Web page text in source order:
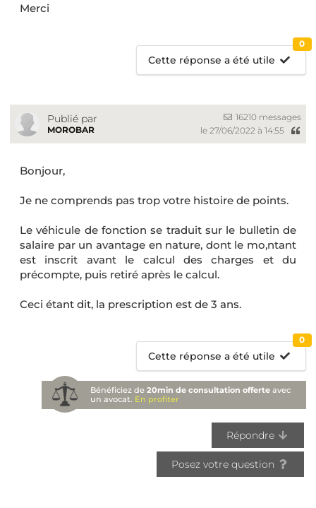
Merci
Cette réponse a été utile
0
Publié par
MOROBAR
16210 messages
le 27/06/2022 à 14:55
Bonjour,
Je ne comprends pas trop votre histoire de points.
Le véhicule de fonction se traduit sur le bulletin de
salaire par un avantage en nature, dont le mo,ntant
est inscrit avant le calcul des charges et du
précompte, puis retiré après le calcul.
Ceci étant dit, la prescription est de 3 ans.
Cette réponse a été utile
0
Bénéficiez de20min de consultation offerte avec
un avocat. En profiter
Répondre
Posez votre question